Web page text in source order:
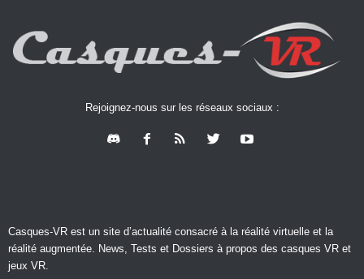
Rejoignez-nous sur les réseaux sociaux :
Casques-VR est un site d’actualité consacré à la réalité virtuelle et la
réalité augmentée. News, Tests et Dossiers à propos des casques VR et
jeux VR.